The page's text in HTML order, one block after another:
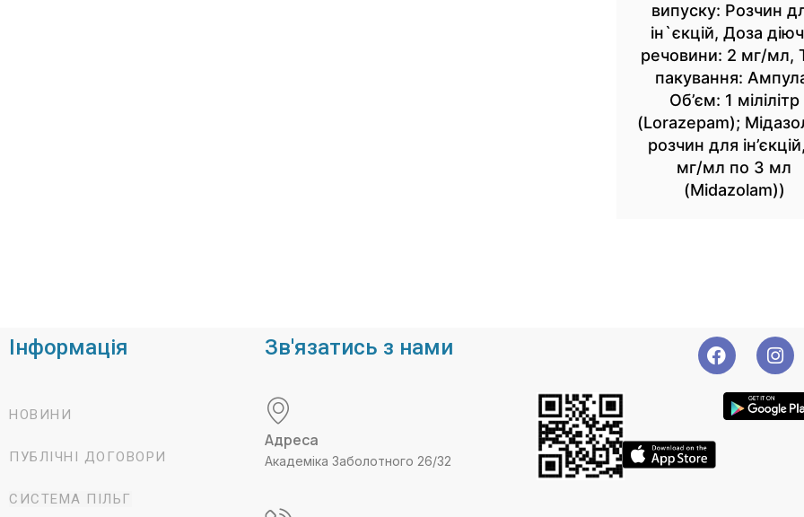
випуску: Розчин
ін`єкцій, Доза
речовини: 2 мг/мл,
пакування:
Об’єм: 1 мілілітр
(Lorazepam);
розчин для
мг/мл по 3 мл
(Midazolam))
Інформація
НОВИНИ
ПУБЛІЧНІ ДОГОВОРИ
СИСТЕМА ПІЛЬГ
Зв'язатись з нами
Адреса
Академіка Заболотного 26/32